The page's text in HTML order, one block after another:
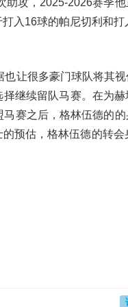
助攻，2025-2026赛季
入16球的帕尼切利和打
让很多豪门球队将其
继续留队马赛。在为
赛之后，格林伍德的
预估，格林伍德的转会